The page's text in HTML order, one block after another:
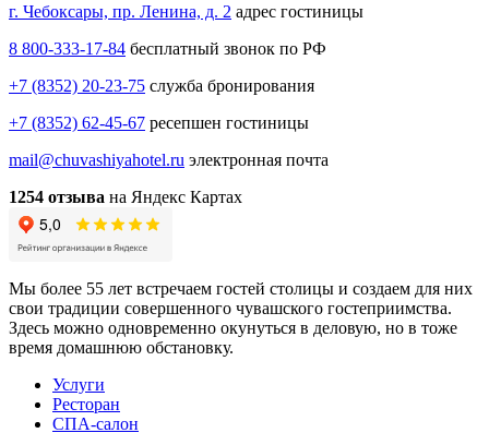
г. Чебоксары, пр. Ленина, д. 2 адрес гостиницы
8 800-333-17-84 бесплатный звонок по РФ
+7 (8352) 20-23-75 служба бронирования
+7 (8352) 62-45-67 ресепшен гостиницы
mail@chuvashiyahotel.ru электронная почта
1254 отзыва на Яндекс Картах
Мы более 55 лет встречаем гостей столицы и создаем для них
свои традиции совершенного чувашского гостеприимства.
Здесь можно одновременно окунуться в деловую, но в тоже
время домашнюю обстановку.
Услуги
Ресторан
СПА-салон